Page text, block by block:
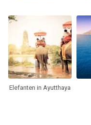
Elefanten in Ayutthaya